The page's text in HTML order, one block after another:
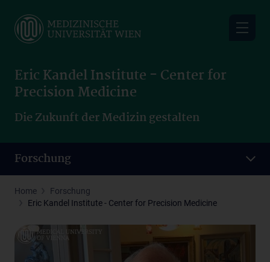
main
Eric Kandel Institute - Center for
Precision Medicine
Die Zukunft der Medizin gestalten
Forschung
Home
Forschung
Eric Kandel Institute - Center for Precision Medicine